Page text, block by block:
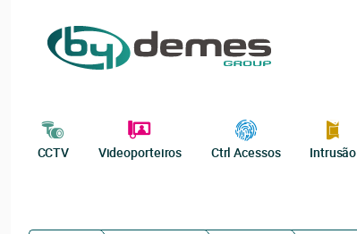
CCTV Videoporteiros Ctrl Acessos Intrusão